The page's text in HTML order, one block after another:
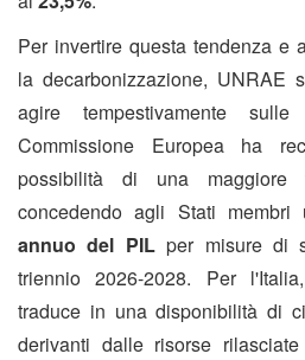
Per invertire questa tendenza e
la decarbonizzazione, UNRAE
agire tempestivamente
Commissione Europea ha
possibilità di una maggiore
concedendo agli Stati
annuo del PILper misure di
triennio 2026-2028. Per
traduce in una disponibilità di
derivanti dalle risorse